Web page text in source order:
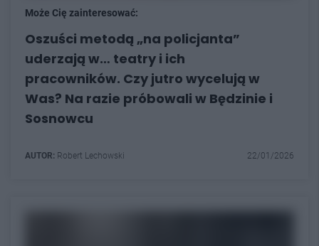
Może Cię zainteresować:
Oszuści metodą „na policjanta”
uderzają w… teatry i ich
pracowników. Czy jutro wycelują w
Was? Na razie próbowali w Będzinie i
Sosnowcu
AUTOR: Robert Lechowski 22/01/2026